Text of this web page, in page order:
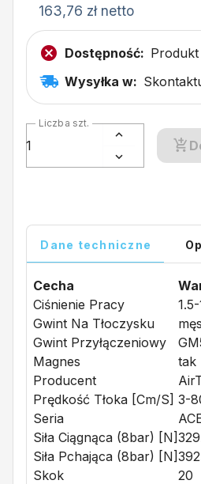
163,76 zł netto
Dostępność:
Wysyłka w:
Liczba szt.
Dane techniczne
Cecha
Ciśnienie Pracy
Gwint Na Tłoczysku
Gwint Przyłączeniowy
Magnes
tak
Producent
Prędkość Tłoka [cm/s] 3-
Seria
Siła Ciągnąca (8bar) [N]
Siła Pchająca (8bar) [N]
Skok
20